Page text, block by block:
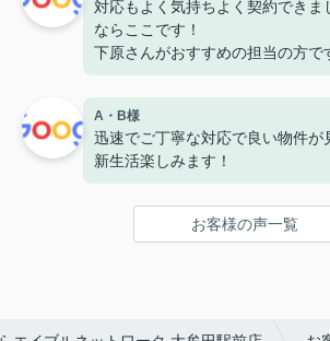
対応もよく気持ちよく契約できま
ならここです！
下原さんがおすすめの担当の方で
A・B様
迅速でご丁寧な対応で良い物件が
新生活楽しみます！
お客様の声一覧